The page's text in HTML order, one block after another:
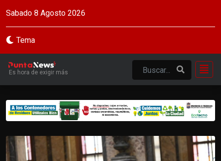
Sabado 8 Agosto 2026
Tema
Es hora de exigir más